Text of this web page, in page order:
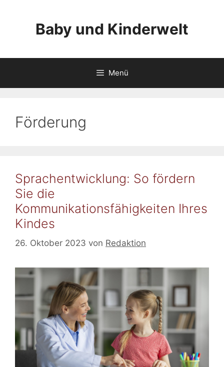
Baby und Kinderwelt
Menü
Förderung
Sprachentwicklung: So fördern
Sie die
Kommunikationsfähigkeiten Ihres
Kindes
26. Oktober 2023 von Redaktion